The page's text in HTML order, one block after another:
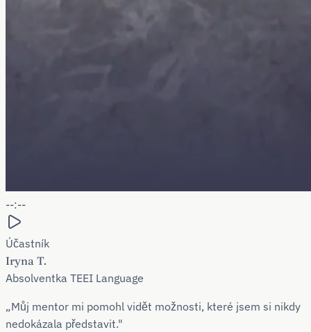
--:--
Účastník
Iryna T.
Absolventka TEEI Language
„Můj mentor mi pomohl vidět možnosti, které jsem si nikdy
nedokázala představit."